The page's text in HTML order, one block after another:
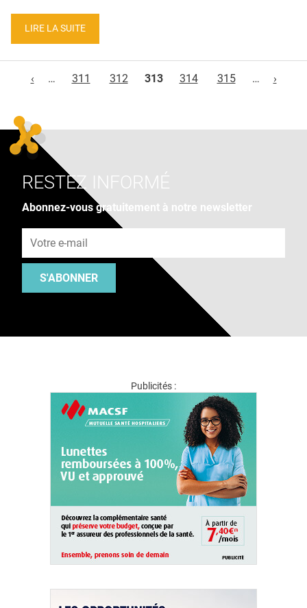
LIRE LA SUITE
‹
… 311 312 313 314 315 … ›
RESTEZ INFORMÉ
Abonnez-vous gratuitement à notre newsletter
S'ABONNER
Publicités :